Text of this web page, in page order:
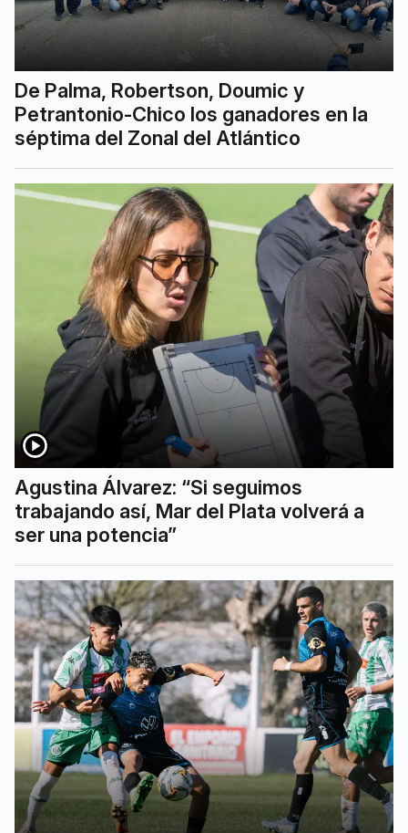
De Palma, Robertson, Doumic y
Petrantonio-Chico los ganadores en la
séptima del Zonal del Atlántico
Agustina Álvarez: “Si seguimos
trabajando así, Mar del Plata volverá a
ser una potencia”